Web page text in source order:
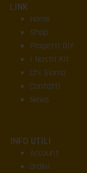
LINK
Home
Shop
Progetti DIY
I Nostri Kit
Chi Siamo
Contatti
News
INFO UTILI
Account
Ordini